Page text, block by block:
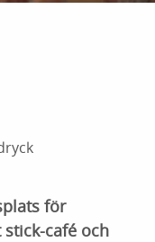
för
café och